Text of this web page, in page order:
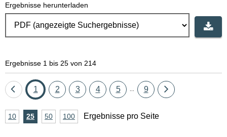
Ergebnisse herunterladen
Ergebnisse 1 bis 25 von 214
Eine
zurück
Seite
1 Seite
2 Seite
3 Seite
4 Seite
5 Seite
9
Eine
A10Ergebnisse
25Ergebnisse
50Ergebnisse
100Ergebnisse
Ergebnisse pro Seite